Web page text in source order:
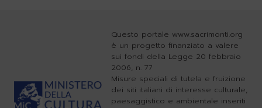
Questo portale www.sacrimonti.org
è un progetto finanziato a valere
sui fondi della Legge 20 febbraio
2006, n. 77
Misure speciali di tutela e fruizione
dei siti italiani di interesse culturale,
paesaggistico e ambientale inseriti